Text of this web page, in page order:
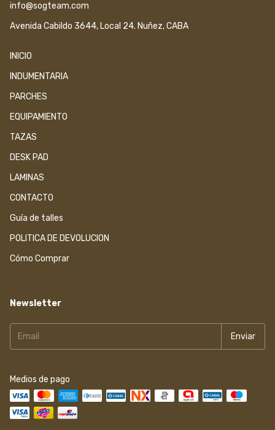
info@sogteam.com
Avenida Cabildo 3644, Local 24. Nuñez, CABA
INICIO
INDUMENTARIA
PARCHES
EQUIPAMIENTO
TAZAS
DESK PAD
LAMINAS
CONTACTO
Guía de talles
POLITICA DE DEVOLUCION
Cómo Comprar
Newsletter
Medios de pago